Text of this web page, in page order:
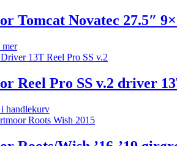
flere
varianter.
velges
produktsiden
Tomcat Novatec 27.5″
mer
Reel Pro SS v.2 driver
handlekurv